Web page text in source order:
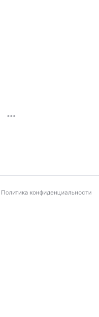
Политика конфиденциальности